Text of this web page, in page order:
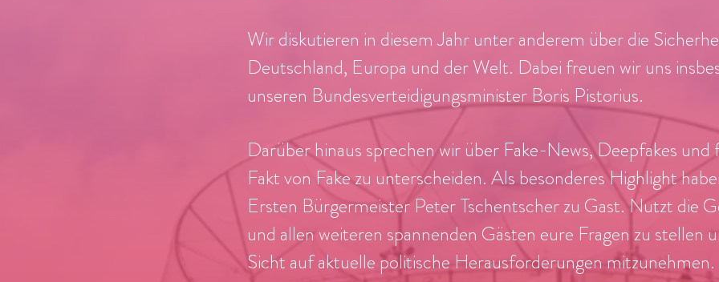
Wir diskutieren in diesem Jahr unter anderem über die
Deutschland, Europa und der Welt. Dabei freuen wir uns
unseren Bundesverteidigungsminister Boris Pistorius.
Darüber hinaus sprechen wir über Fake-News, Deepfakes und
Fakt von Fake zu unterscheiden. Als besonderes Highlight
Ersten Bürgermeister Peter Tschentscher zu Gast. Nutzt die
und allen weiteren spannenden Gästen eure Fragen zu stellen
Sicht auf aktuelle politische Herausforderungen mitzunehmen.